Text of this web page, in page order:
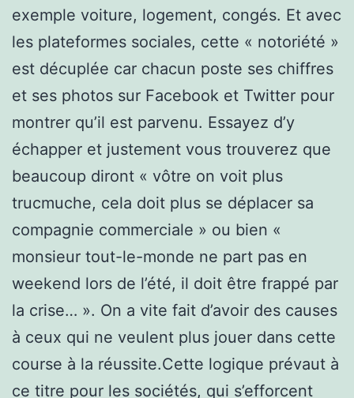
exemple voiture, logement, congés. Et avec
les plateformes sociales, cette « notoriété »
est décuplée car chacun poste ses chiffres
et ses photos sur Facebook et Twitter pour
montrer qu’il est parvenu. Essayez d’y
échapper et justement vous trouverez que
beaucoup diront « vôtre on voit plus
trucmuche, cela doit plus se déplacer sa
compagnie commerciale » ou bien «
monsieur tout-le-monde ne part pas en
weekend lors de l’été, il doit être frappé par
la crise… ». On a vite fait d’avoir des causes
à ceux qui ne veulent plus jouer dans cette
course à la réussite.Cette logique prévaut à
ce titre pour les sociétés, qui s’efforcent